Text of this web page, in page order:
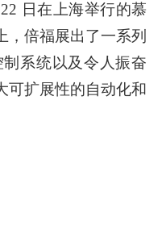
日在上海举行的慕
，倍福展出了一系列
制系统以及令人振奋
可扩展性的自动化和